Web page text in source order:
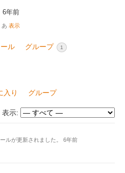
6年前
あ 表示
ル グループ 1
入り グループ
表示:
ルが更新されました。 6年前